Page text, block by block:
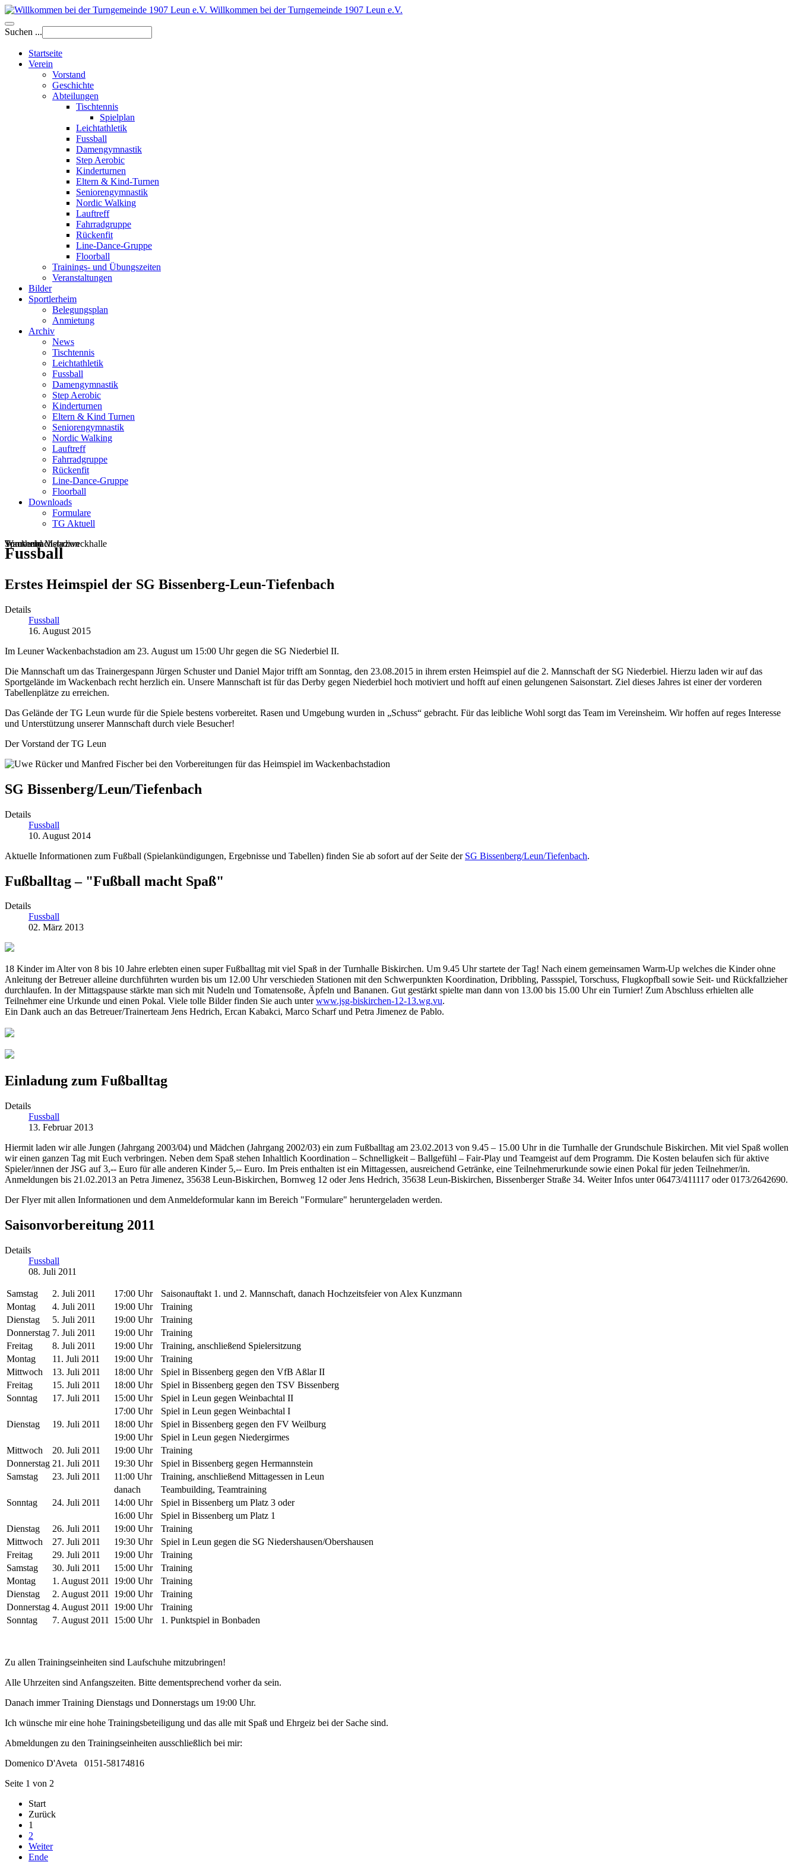
Willkommen bei der Turngemeinde 1907 Leun e.V.
Suchen ...
Startseite
Verein
Vorstand
Geschichte
Abteilungen
Tischtennis
Spielplan
Leichtathletik
Fussball
Damengymnastik
Step Aerobic
Kinderturnen
Eltern & Kind-Turnen
Seniorengymnastik
Nordic Walking
Lauftreff
Fahrradgruppe
Rückenfit
Line-Dance-Gruppe
Floorball
Trainings- und Übungszeiten
Veranstaltungen
Bilder
Sportlerheim
Belegungsplan
Anmietung
Archiv
News
Tischtennis
Leichtathletik
Fussball
Damengymnastik
Step Aerobic
Kinderturnen
Eltern & Kind Turnen
Seniorengymnastik
Nordic Walking
Lauftreff
Fahrradgruppe
Rückenfit
Line-Dance-Gruppe
Floorball
Downloads
Formulare
TG Aktuell
Sportheim
Turn- und Mehrzweckhalle
Wackenbachstadion
Fussball
Erstes Heimspiel der SG Bissenberg-Leun-Tiefenbach
Details
Fussball
16. August 2015
Im Leuner Wackenbachstadion am 23. August um 15:00 Uhr gegen die SG Niederbiel II.
Die Mannschaft um das Trainergespann Jürgen Schuster und Daniel Major trifft am Sonntag, den 23.08.2015 in ihrem ersten Heimspiel auf die 2. Mannschaft der SG Niederbiel. Hierzu laden wir auf das
Sportgelände im Wackenbach recht herzlich ein. Unsere Mannschaft ist für das Derby gegen Niederbiel hoch motiviert und hofft auf einen gelungenen Saisonstart. Ziel dieses Jahres ist einer der vorderen
Tabellenplätze zu erreichen.
Das Gelände der TG Leun wurde für die Spiele bestens vorbereitet. Rasen und Umgebung wurden in „Schuss“ gebracht. Für das leibliche Wohl sorgt das Team im Vereinsheim. Wir hoffen auf reges Interesse
und Unterstützung unserer Mannschaft durch viele Besucher!
Der Vorstand der TG Leun
SG Bissenberg/Leun/Tiefenbach
Details
Fussball
10. August 2014
Aktuelle Informationen zum Fußball (Spielankündigungen, Ergebnisse und Tabellen) finden Sie ab sofort auf der Seite der SG Bissenberg/Leun/Tiefenbach.
Fußballtag – "Fußball macht Spaß"
Details
Fussball
02. März 2013
18 Kinder im Alter von 8 bis 10 Jahre erlebten einen super Fußballtag mit viel Spaß in der Turnhalle Biskirchen. Um 9.45 Uhr startete der Tag! Nach einem gemeinsamen Warm-Up welches die Kinder ohne
Anleitung der Betreuer alleine durchführten wurden bis um 12.00 Uhr verschieden Stationen mit den Schwerpunkten Koordination, Dribbling, Passspiel, Torschuss, Flugkopfball sowie Seit- und Rückfallzieher
durchlaufen. In der Mittagspause stärkte man sich mit Nudeln und Tomatensoße, Äpfeln und Bananen. Gut gestärkt spielte man dann von 13.00 bis 15.00 Uhr ein Turnier! Zum Abschluss erhielten alle
Teilnehmer eine Urkunde und einen Pokal. Viele tolle Bilder finden Sie auch unterwww.jsg-biskirchen-12-13.wg.vu.
Ein Dank auch an das Betreuer/Trainerteam Jens Hedrich, Ercan Kabakci, Marco Scharf und Petra Jimenez de Pablo.
Einladung zum Fußballtag
Details
Fussball
13. Februar 2013
Hiermit laden wir alle Jungen (Jahrgang 2003/04) und Mädchen (Jahrgang 2002/03) ein zum Fußballtag am 23.02.2013 von 9.45 – 15.00 Uhr in die Turnhalle der Grundschule Biskirchen. Mit viel Spaß wollen
wir einen ganzen Tag mit Euch verbringen. Neben dem Spaß stehen Inhaltlich Koordination – Schnelligkeit – Ballgefühl – Fair-Play und Teamgeist auf dem Programm. Die Kosten belaufen sich für aktive
Spieler/innen der JSG auf 3,-- Euro für alle anderen Kinder 5,-- Euro. Im Preis enthalten ist ein Mittagessen, ausreichend Getränke, eine Teilnehmerurkunde sowie einen Pokal für jeden Teilnehmer/in.
Anmeldungen bis 21.02.2013 an Petra Jimenez, 35638 Leun-Biskirchen, Bornweg 12 oder Jens Hedrich, 35638 Leun-Biskirchen, Bissenberger Straße 34. Weiter Infos unter 06473/411117 oder 0173/2642690.
Der Flyer mit allen Informationen und dem Anmeldeformular kann im Bereich "Formulare" heruntergeladen werden.
Saisonvorbereitung 2011
Details
Fussball
08. Juli 2011
Samstag 2. Juli 2011 17:00 Uhr
Saisonauftakt 1. und 2. Mannschaft, danach Hochzeitsfeier von Alex Kunzmann
Montag
4. Juli 2011 19:00 Uhr
Training
Dienstag
5. Juli 2011 19:00 Uhr
Training
Donnerstag 7. Juli 2011 19:00 Uhr
Training
Freitag
8. Juli 2011 19:00 Uhr
Training, anschließend Spielersitzung
Montag
11. Juli 2011 19:00 Uhr
Training
Mittwoch
13. Juli 2011 18:00 Uhr
Spiel in Bissenberg gegen den VfB Aßlar II
Freitag
15. Juli 2011 18:00 Uhr
Spiel in Bissenberg gegen den TSV Bissenberg
Sonntag
17. Juli 2011 15:00 Uhr
Spiel in Leun gegen Weinbachtal II
17:00 Uhr
Spiel in Leun gegen Weinbachtal I
Dienstag
19. Juli 2011 18:00 Uhr
Spiel in Bissenberg gegen den FV Weilburg
19:00 Uhr
Spiel in Leun gegen Niedergirmes
Mittwoch
20. Juli 2011 19:00 Uhr
Training
Donnerstag 21. Juli 2011 19:30 Uhr
Spiel in Bissenberg gegen Hermannstein
Samstag
23. Juli 2011 11:00 Uhr
Training, anschließend Mittagessen in Leun
danach
Teambuilding, Teamtraining
Sonntag
24. Juli 2011 14:00 Uhr
Spiel in Bissenberg um Platz 3 oder
16:00 Uhr
Spiel in Bissenberg um Platz 1
Dienstag
26. Juli 2011 19:00 Uhr
Training
Mittwoch
27. Juli 2011 19:30 Uhr
Spiel in Leun gegen die SG Niedershausen/Obershausen
Freitag
29. Juli 2011 19:00 Uhr
Training
Samstag
30. Juli 2011 15:00 Uhr
Training
Montag
1. August 2011 19:00 Uhr
Training
Dienstag
2. August 2011 19:00 Uhr
Training
Donnerstag 4. August 2011 19:00 Uhr
Training
Sonntag
7. August 2011 15:00 Uhr 1. Punktspiel in Bonbaden
Zu allen Trainingseinheiten sind Laufschuhe mitzubringen!
Alle Uhrzeiten sind Anfangszeiten. Bitte dementsprechend vorher da sein.
Danach immer Training Dienstags und Donnerstags um 19:00 Uhr.
Ich wünsche mir eine hohe Trainingsbeteiligung und das alle mit Spaß und Ehrgeiz bei der Sache sind.
Abmeldungen zu den Trainingseinheiten ausschließlich bei mir:
Domenico D'Aveta 0151-58174816
Seite 1 von 2
Start
Zurück
1
2
Weiter
Ende